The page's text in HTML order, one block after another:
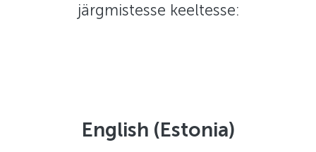
järgmistesse keeltesse:
English (Estonia)